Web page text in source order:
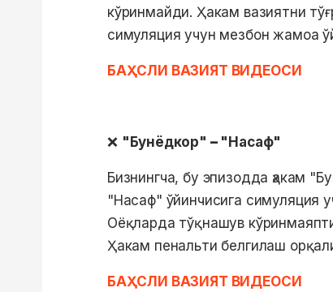
кўринмайди. Ҳакам вазиятни
симуляция учун мезбон жамоа
БАҲСЛИ ВАЗИЯТ ВИДЕОСИ
❌ "Бунёдкор" –"Насаф"
Бизнингча, бу эпизодда ҳакам
"Насаф" ўйинчисига симуляция
Оёқларда тўқнашув
Ҳакам пенальти белгилаш
БАҲСЛИ ВАЗИЯТ ВИДЕОСИ